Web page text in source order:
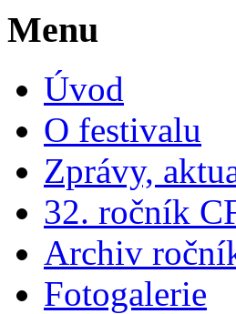
Menu
Úvod
O festivalu
Zprávy,
32. ročník
Archiv
Fotogalerie